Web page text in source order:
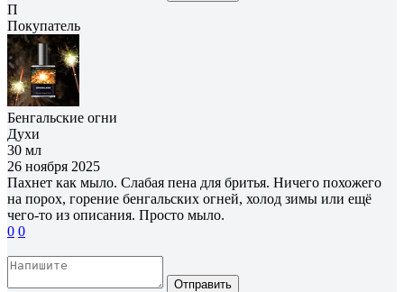
П
Покупатель
Бенгальские огни
Духи
30 мл
26 ноября 2025
Пахнет как мыло. Слабая пена для бритья. Ничего похожего
на порох, горение бенгальских огней, холод зимы или ещё
чего-то из описания. Просто мыло.
0 0
Отправить